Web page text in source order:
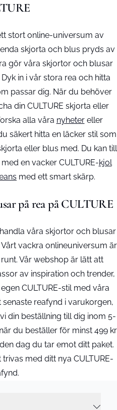
stort online-universum av
skjorta och blus pryds av
gör våra skjortor och blusar
in i vår stora rea och hitta
passar dig. När du behöver
din CULTURE skjorta eller
alla våra nyhetereller
säkert hitta en läcker stil som
eller blus med. Du kan till
en vacker CULTURE-kjol
med ett smart skärp.
på rea på CULTURE
våra skjortor och blusar
vackra onlineuniversum är
Vår webshop är lätt att
av inspiration och trender,
CULTURE-stil med våra
reafynd i varukorgen,
din beställning till dig inom 5-
du beställer för minst 499 kr
dag du tar emot ditt paket.
med ditt nya CULTURE-